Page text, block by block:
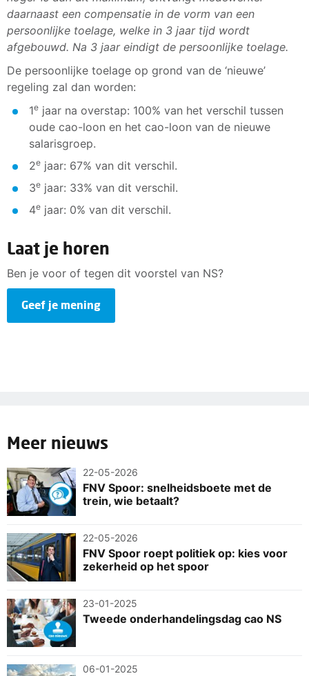
daarnaast een compensatie in de vorm van een
persoonlijke toelage, welke in 3 jaar tijd wordt
afgebouwd. Na 3 jaar eindigt de persoonlijke toelage.
De persoonlijke toelage op grond van de ‘nieuwe’
regeling zal dan worden:
1e jaar na overstap: 100% van het verschil tussen
oude cao-loon en het cao-loon van de nieuwe
salarisgroep.
2e jaar: 67% van dit verschil.
3e jaar: 33% van dit verschil.
4e jaar: 0% van dit verschil.
Laat je horen
Ben je voor of tegen dit voorstel van NS?
Geef je mening
Meer nieuws
22-05-2026
FNV Spoor: snelheidsboete met de
trein, wie betaalt?
22-05-2026
FNV Spoor roept politiek op: kies voor
zekerheid op het spoor
23-01-2025
Tweede onderhandelingsdag cao NS
06-01-2025